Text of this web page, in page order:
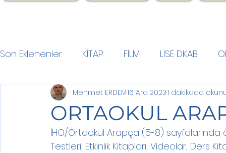
Son Eklenenler KİTAP FİLM LİSE DKAB
Son Okuduklarım Ramazan
ORTAOKUL
Mehmet ERDEM16 Ara 20231 dakikada
İHO/Ortaokul Arapça (5-8) sayfalarında
Testleri, Etkinlik Kitapları, Videolar, Ders